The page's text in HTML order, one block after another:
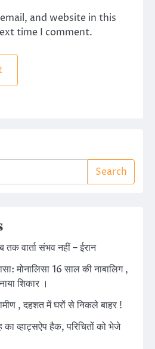
and website in this
time I comment.
Search
तक वार्ता संभव नहीं – ईरान
मोनालिसा 16 साल की नाबालिग ,
शिकार ।
, दहशत में घरों से निकले बाहर !
व्हाट्सऐप हैक, परिचितों को भेजे